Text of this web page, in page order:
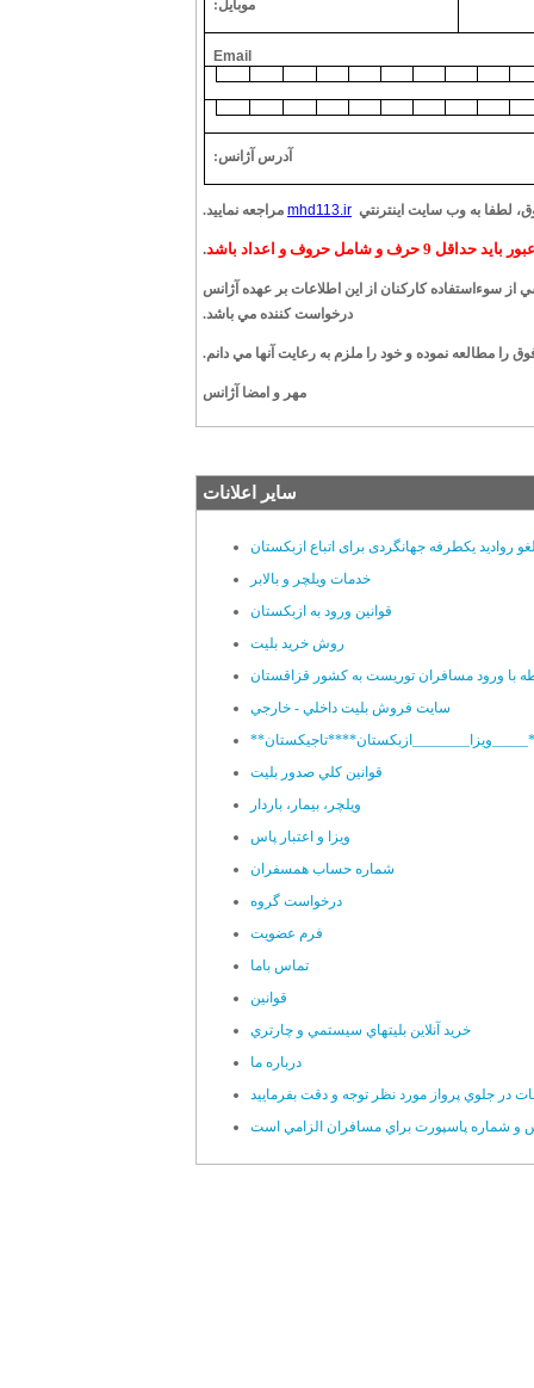
موبايل:
Email
آدرس آژانس:
لطفا به وب سايت اينترنتي mhd113.ir مراجعه نماييد.
حداقل 9 حرف و شامل حروف و اعداد باشد .
سوءاستفاده کارکنان از اين اطلاعات بر عهده آژانس
درخواست کننده مي باشد.
را مطالعه نموده و خود را ملزم به رعايت آنها مي دانم.
مهر و امضا آژانس
سایر اعلانات
روادید یکطرفه جهانگردی برای اتباع ازبکستان
خدمات ویلچر و بالابر
قوانین ورود به ازبکستان
روش خرید بلیت
با ورود مسافران توریست به کشور قزاقستان
سايت فروش بليت داخلي - خارجي
قوانين کلي صدور بليت
ويلچر، بيمار، باردار
ويزا و اعتبار پاس
شماره حساب همسفران
درخواست گروه
فرم عضويت
تماس باما
قوانين
خريد آنلاين بليتهاي سيستمي و چارتري
درباره ما
در جلوي پرواز مورد نظر توجه و دقت بفرماييد
و شماره پاسپورت براي مسافران الزامي است